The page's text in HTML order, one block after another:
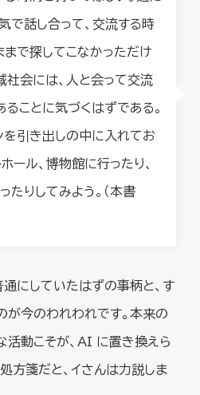
で話し合って、交流する時
まで探してこなかっただけ
社会には、人と会って交流
ことに気づくはずである。
を引き出しの中に入れてお
ール、博物館に行ったり、
りしてみよう。（本書
通にしていたはずの事柄と、す
が今のわれわれです。本来の
な活動こそが、AI に置き換えら
方箋だと、イさんは力説しま